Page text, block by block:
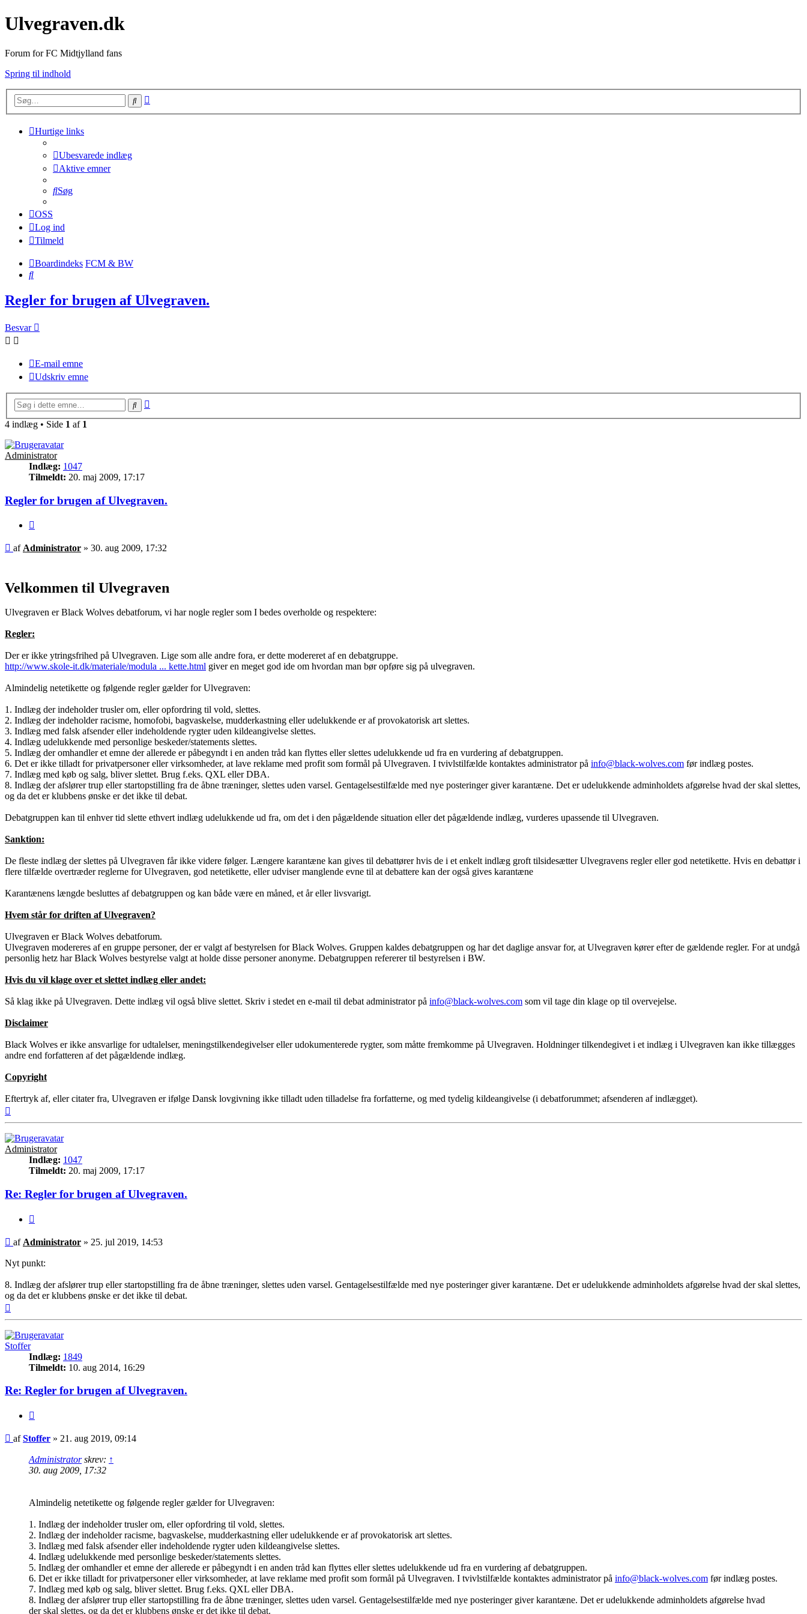
Ulvegraven.dk
Forum for FC Midtjylland fans
Spring til indhold
Søg
Hurtige links
Ubesvarede indlæg
Aktive emner
Søg
OSS
Log ind
Tilmeld
Boardindeks FCM & BW
Søg
Regler for brugen af Ulvegraven.
Besvar
E-mail emne
Udskriv emne
Søg
4 indlæg • Side 1 af 1
Administrator
Indlæg: 1047
Tilmeldt: 20. maj 2009, 17:17
Regler for brugen af Ulvegraven.
Indlæg
af Administrator » 30. aug 2009, 17:32
Velkommen til Ulvegraven
Ulvegraven er Black Wolves debatforum, vi har nogle regler som I bedes overholde og respektere:
Regler:
Der er ikke ytringsfrihed på Ulvegraven. Lige som alle andre fora, er dette modereret af en debatgruppe.
http://www.skole-it.dk/materiale/modula ... kette.html giver en meget god ide om hvordan man bør opføre sig på ulvegraven.
Almindelig netetikette og følgende regler gælder for Ulvegraven:
1. Indlæg der indeholder trusler om, eller opfordring til vold, slettes.
2. Indlæg der indeholder racisme, homofobi, bagvaskelse, mudderkastning eller udelukkende er af provokatorisk art slettes.
3. Indlæg med falsk afsender eller indeholdende rygter uden kildeangivelse slettes.
4. Indlæg udelukkende med personlige beskeder/statements slettes.
5. Indlæg der omhandler et emne der allerede er påbegyndt i en anden tråd kan flyttes eller slettes udelukkende ud fra en vurdering af debatgruppen.
6. Det er ikke tilladt for privatpersoner eller virksomheder, at lave reklame med profit som formål på Ulvegraven. I tvivlstilfælde kontaktes administrator på info@black-wolves.com før indlæg postes.
7. Indlæg med køb og salg, bliver slettet. Brug f.eks. QXL eller DBA.
8. Indlæg der afslører trup eller startopstilling fra de åbne træninger, slettes uden varsel. Gentagelsestilfælde med nye posteringer giver karantæne. Det er udelukkende adminholdets afgørelse hvad der skal slettes,
og da det er klubbens ønske er det ikke til debat.
Debatgruppen kan til enhver tid slette ethvert indlæg udelukkende ud fra, om det i den pågældende situation eller det pågældende indlæg, vurderes upassende til Ulvegraven.
Sanktion:
De fleste indlæg der slettes på Ulvegraven får ikke videre følger. Længere karantæne kan gives til debattører hvis de i et enkelt indlæg groft tilsidesætter Ulvegravens regler eller god netetikette. Hvis en debattør i
flere tilfælde overtræder reglerne for Ulvegraven, god netetikette, eller udviser manglende evne til at debattere kan der også gives karantæne
Karantænens længde besluttes af debatgruppen og kan både være en måned, et år eller livsvarigt.
Hvem står for driften af Ulvegraven?
Ulvegraven er Black Wolves debatforum.
Ulvegraven modereres af en gruppe personer, der er valgt af bestyrelsen for Black Wolves. Gruppen kaldes debatgruppen og har det daglige ansvar for, at Ulvegraven kører efter de gældende regler. For at undgå
personlig hetz har Black Wolves bestyrelse valgt at holde disse personer anonyme. Debatgruppen refererer til bestyrelsen i BW.
Hvis du vil klage over et slettet indlæg eller andet:
Så klag ikke på Ulvegraven. Dette indlæg vil også blive slettet. Skriv i stedet en e-mail til debat administrator på info@black-wolves.com som vil tage din klage op til overvejelse.
Disclaimer
Black Wolves er ikke ansvarlige for udtalelser, meningstilkendegivelser eller udokumenterede rygter, som måtte fremkomme på Ulvegraven. Holdninger tilkendegivet i et indlæg i Ulvegraven kan ikke tillægges
andre end forfatteren af det pågældende indlæg.
Copyright
Eftertryk af, eller citater fra, Ulvegraven er ifølge Dansk lovgivning ikke tilladt uden tilladelse fra forfatterne, og med tydelig kildeangivelse (i debatforummet; afsenderen af indlægget).
Administrator
Indlæg: 1047
Tilmeldt: 20. maj 2009, 17:17
Re: Regler for brugen af Ulvegraven.
Indlæg
af Administrator » 25. jul 2019, 14:53
Nyt punkt:
8. Indlæg der afslører trup eller startopstilling fra de åbne træninger, slettes uden varsel. Gentagelsestilfælde med nye posteringer giver karantæne. Det er udelukkende adminholdets afgørelse hvad der skal slettes,
og da det er klubbens ønske er det ikke til debat.
Stoffer
Indlæg: 1849
Tilmeldt: 10. aug 2014, 16:29
Re: Regler for brugen af Ulvegraven.
Indlæg
afStoffer » 21. aug 2019, 09:14
Administratorskrev: ↑
30. aug 2009, 17:32
Almindelig netetikette og følgende regler gælder for Ulvegraven:
1. Indlæg der indeholder trusler om, eller opfordring til vold, slettes.
2. Indlæg der indeholder racisme, bagvaskelse, mudderkastning eller udelukkende er af provokatorisk art slettes.
3. Indlæg med falsk afsender eller indeholdende rygter uden kildeangivelse slettes.
4. Indlæg udelukkende med personlige beskeder/statements slettes.
5. Indlæg der omhandler et emne der allerede er påbegyndt i en anden tråd kan flyttes eller slettes udelukkende ud fra en vurdering af debatgruppen.
6. Det er ikke tilladt for privatpersoner eller virksomheder, at lave reklame med profit som formål på Ulvegraven. I tvivlstilfælde kontaktes administrator på info@black-wolves.com før indlæg postes.
7. Indlæg med køb og salg, bliver slettet. Brug f.eks. QXL eller DBA.
8. Indlæg der afslører trup eller startopstilling fra de åbne træninger, slettes uden varsel. Gentagelsestilfælde med nye posteringer giver karantæne. Det er udelukkende adminholdets afgørelse hvad
der skal slettes, og da det er klubbens ønske er det ikke til debat.